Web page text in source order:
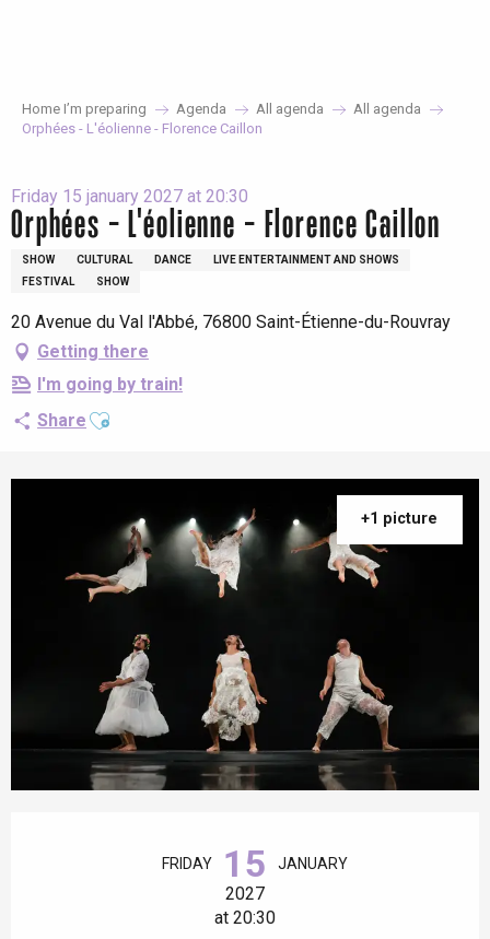
Home I’m preparing Agenda All agenda
All agenda
Orphées - L'éolienne - Florence Caillon
Friday 15 january 2027 at 20:30
Orphées - L'éolienne - Florence Caillon
SHOW CULTURAL DANCE
LIVE ENTERTAINMENT AND SHOWS
FESTIVAL
SHOW
20 Avenue du Val l'Abbé, 76800 Saint-Étienne-du-Rouvray
Getting there
I'm going by train!
Share Ajouter aux favoris
+1 picture
FRIDAY 15 JANUARY
2027
at 20:30